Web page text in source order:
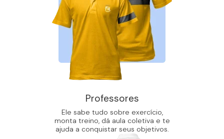
Professores
Ele sabe tudo sobre exercício,
monta treino, dá aula coletiva e te
ajuda a conquistar seus objetivos.